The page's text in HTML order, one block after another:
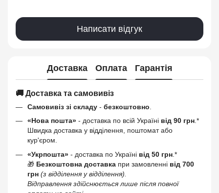
Написати відгук
Доставка Оплата Гарантія
🚚 Доставка та самовивіз
Самовивіз зі складу - безкоштовно
«Нова пошта» - доставка по всій Україні від 90 грн.*
Швидка доставка у відділення, поштомат або
кур'єром.
«Укрпошта» - доставка по Україні від 50 грн .*
🎁 Безкоштовна доставка при замовленні від 700
грн (з відділення у відділення).
Відправлення здійснюється лише після повної